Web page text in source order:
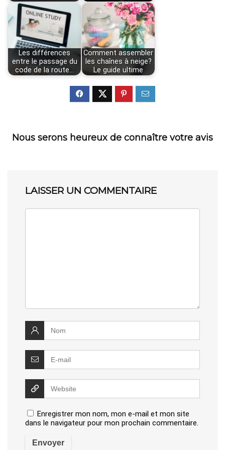
Les différences
entre le passage du
code de la route…
Comment assembler
les chaînes à neige?
Le guide ultime
Nous serons heureux de connaître votre avis
LAISSER UN COMMENTAIRE
Enregistrer mon nom, mon e-mail et mon site
dans le navigateur pour mon prochain commentaire.